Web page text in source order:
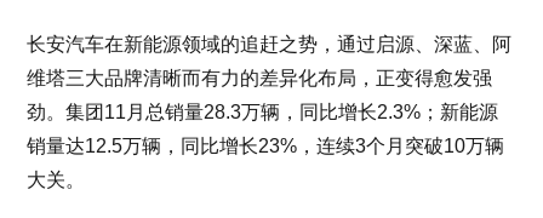
长安汽车在新能源领域的追赶之势，通过启源、深蓝、阿
维塔三大品牌清晰而有力的差异化布局，正变得愈发强
劲。集团11月总销量28.3万辆，同比增长2.3%；新能源
销量达12.5万辆，同比增长23%，连续3个月突破10万辆
大关。